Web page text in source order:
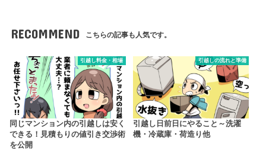
RECOMMEND こちらの記事も人気です。
引越し料金・相場
同じマンション内の引越しは安く
できる！見積もりの値引き交渉術
を公開
引越しの流れと準備
引越し日前日にやること～洗濯
機・冷蔵庫・荷造り他